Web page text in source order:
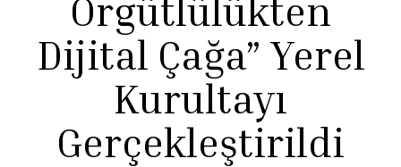
Örgütlülükten
Dijital Çağa” Yerel
Kurultayı
Gerçekleştirildi